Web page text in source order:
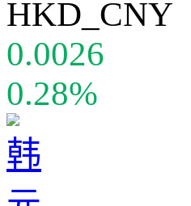
HKD_CNY
0.0026
0.28%